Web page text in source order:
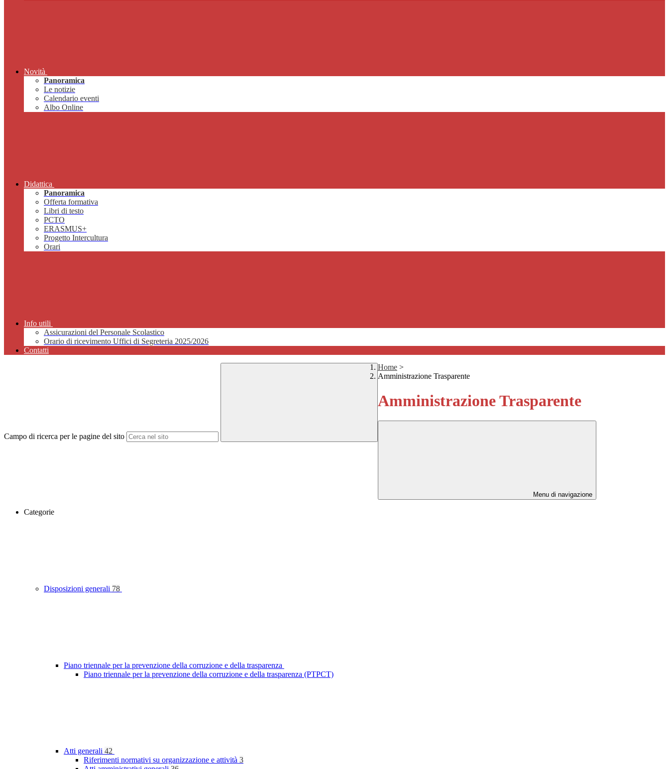
Novità
Panoramica
Le notizie
Calendario eventi
Albo Online
Didattica
Panoramica
Offerta formativa
Libri di testo
PCTO
ERASMUS+
Progetto Intercultura
Orari
Info utili
Assicurazioni del Personale Scolastico
Orario di ricevimento Uffici di Segreteria 2025/2026
Contatti
Campo di ricerca per le pagine del sito
Home >
Amministrazione Trasparente
Amministrazione Trasparente
Menu di navigazione
Categorie
Disposizioni generali 78
Piano triennale per la prevenzione della corruzione e della trasparenza
Piano triennale per la prevenzione della corruzione e della trasparenza (PTPCT)
Atti generali 42
Riferimenti normativi su organizzazione e attività 3